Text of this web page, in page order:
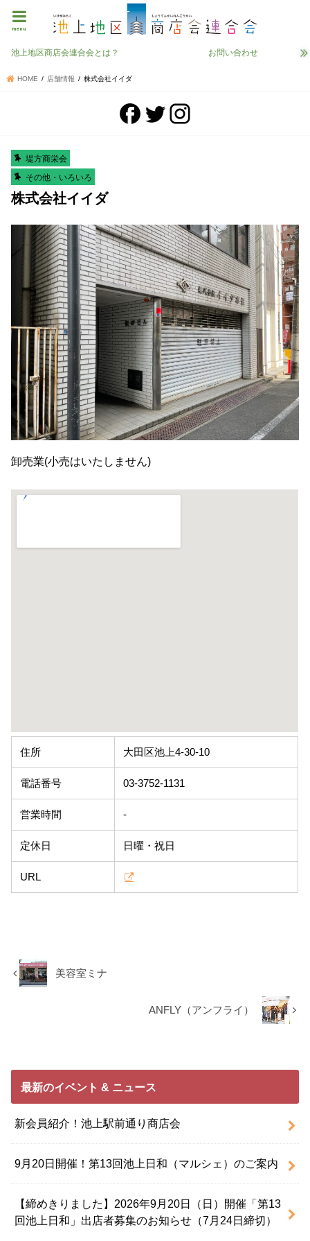
menu
池上地区商店会連合会とは？ お問い合わせ
HOME 店舗情報 株式会社イイダ
堤方商栄会
その他・いろいろ
株式会社イイダ
卸売業(小売はいたしません)
住所 大田区池上4-30-10
電話番号 03-3752-1131
営業時間 -
定休日 日曜・祝日
URL
美容室ミナ
ANFLY（アンフライ）
最新のイベント & ニュース
新会員紹介！池上駅前通り商店会
9月20日開催！第13回池上日和（マルシェ）のご案内
【締めきりました】2026年9月20日（日）開催「第13
回池上日和」出店者募集のお知らせ（7月24日締切）